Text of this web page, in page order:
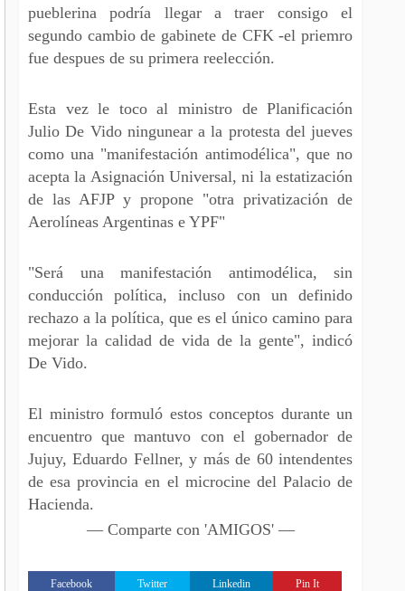
pueblerina podría llegar a traer consigo el
segundo cambio de gabinete de CFK -el priemro
fue despues de su primera reelección.
Esta vez le toco al ministro de Planificación
Julio De Vido ningunear a la protesta del jueves
como una "manifestación antimodélica", que no
acepta la Asignación Universal, ni la estatización
de las AFJP y propone "otra privatización de
Aerolíneas Argentinas e YPF"
"Será una manifestación antimodélica, sin
conducción política, incluso con un definido
rechazo a la política, que es el único camino para
mejorar la calidad de vida de la gente", indicó
De Vido.
El ministro formuló estos conceptos durante un
encuentro que mantuvo con el gobernador de
Jujuy, Eduardo Fellner, y más de 60 intendentes
de esa provincia en el microcine del Palacio de
Hacienda.
— Comparte con 'AMIGOS' —
Facebook Twitter Linkedin Pin It